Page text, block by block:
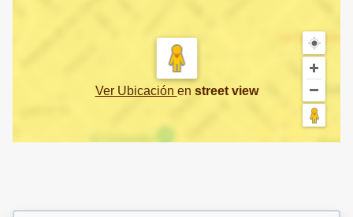
Ver Ubicación en street view